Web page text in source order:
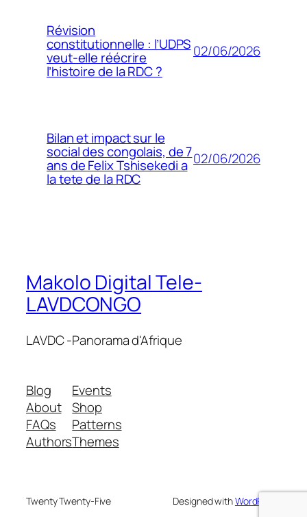
Révision
constitutionnelle : l’UDPS
veut-elle réécrire
l’histoire de la RDC ?
02/06/2026
Bilan et impact sur le
social des congolais, de 7
ans de Felix Tshisekedi a
la tete de la RDC
02/06/2026
Makolo Digital Tele-
LAVDCONGO
LAVDC -Panorama d'Afrique
Blog
About
FAQs
Authors
Events
Shop
Patterns
Themes
Twenty Twenty-Five Designed withWordPress